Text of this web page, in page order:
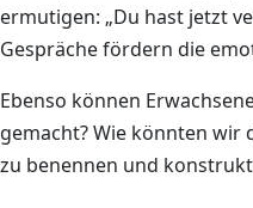
ermutigen: „Du hast jetzt
Gespräche fördern die
Ebenso können
gemacht? Wie könnten wir
zu benennen und